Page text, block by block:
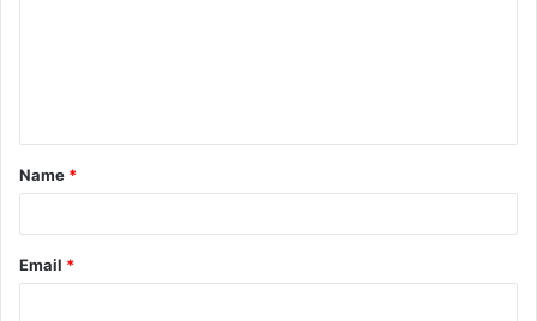
t
*
Name *
Email *